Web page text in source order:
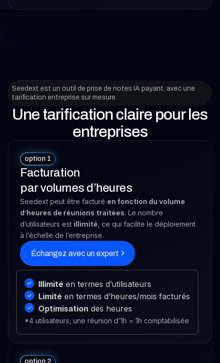
Seedext est un outil de prise de notes IA payant, avec une
tarification entreprise sur mesure.
Une tarification claire pour les
entreprises
option 1
Facturation
par volumes d’heures
Seedext peut être facturé en fonction du volume
d’heures de réunions traitées. Le nombre
d’utilisateurs est illimité , ce qui facilite le déploiement
à l’échelle de l’entreprise.
Échangez avec un expert
Illimité en termes d’utilisateurs
Limité en termes d’heures/mois facturés
Optimisation des heures
*4 utilisateurs, une réunion d’1h = 1h comptabilisée
option 2